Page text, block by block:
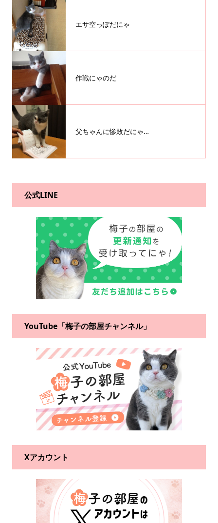
エサ空っぽだにゃ
作戦にゃのだ
父ちゃんに惨敗だにゃ…
公式LINE
YouTube「梅子の部屋チャンネル」
Xアカウント